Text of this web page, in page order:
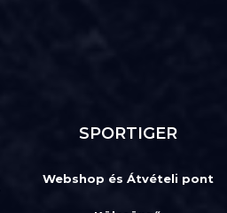
SPORTIGER
Webshop és Átvételi pont